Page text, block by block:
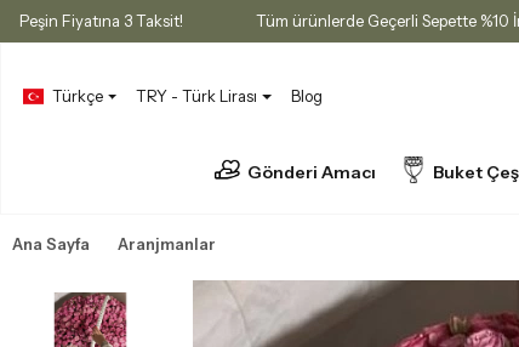
Peşin Fiyatına 3 Taksit! Tüm ürünlerde Geçerli Sepette
Türkçe TRY - Türk Lirası Blog
Gönderi Amacı Buket
Ana Sayfa Aranjmanlar